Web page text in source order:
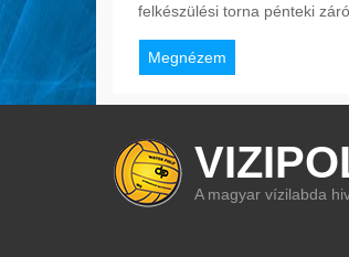
felkészülési torna pénteki
Megnézem
A magyar vízilabda